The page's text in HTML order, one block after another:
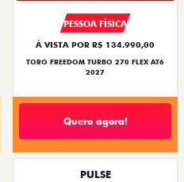
PESSOA FÍSICA
À VISTA POR R$ 134.990,00
TORO FREEDOM TURBO 270 FLEX AT6
2027
Quero agora!
PULSE